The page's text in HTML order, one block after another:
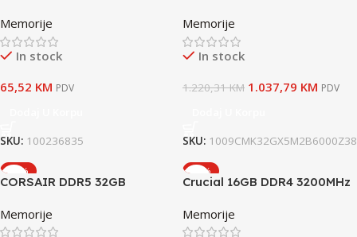
Memorije
In stock
65,52 KM PDV
SKU: 100236835
VENGEANCE, CL38EXPO, XMP
Memorije
In stock
1.220,31KM 1.037,79 KM PDV
SKU: 1009CMK32GX5M2B6000Z38
-15%
CORSAIR DDR5 32GB
EXPO, XMP2x16GB
Memorije
-15%
Crucial 16GB DDR4 3200MHz
Memorije